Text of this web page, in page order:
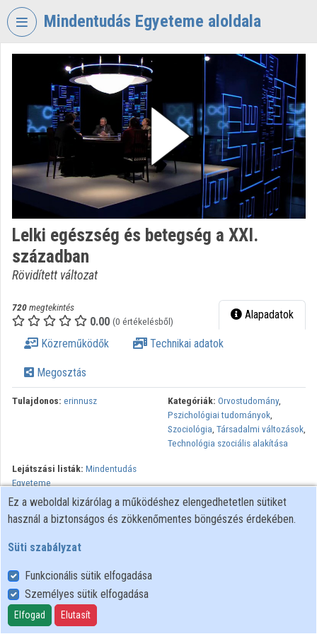
Fejléc kihagyása
Mindentudás Egyeteme aloldala
VIDEOTORIUM
MINDENTUDÁS
EGYETEME
Bejelentkezés
Intézményi felfedezés
Kategóriák
Intézményi listák
Közreműködők
Lelki egészség és betegség a XXI.
században
Rövidített változat
720megtekintés
0.00 (0 értékelésből) Alapadatok
Közreműködők Technikai adatok
Megosztás
Tulajdonos: erinnusz Kategóriák: Orvostudomány,
Pszichológiai tudományok,
Szociológia, Társadalmi változások,
Technológia szociális alakítása
Lejátszási listák: Mindentudás
Egyeteme
Milyen társadalmi és pszichofiziológiai tényezők játszanak
szerepet a lelki betegségek kialakulásában? Hogyan alakulnak ki
ezek a betegségek, s melyek a gyógyulás útjai? Miként kezeli a
a mentális betegeknek és miként csökkenthetjük a velük
kapcsolatos súlyos társadalmi előítéleteket? Erről, és számos
kapcsolódó kérdésről beszélgetnek az érintett szakmák -
pszichiátria, pszichológia, szociális munka - képviselői.
Ez a weboldal kizárólag a működéshez elengedhetetlen sütiket
használ a biztonságos és zökkenőmentes böngészés érdekében.
Süti szabályzat
Funkcionális sütik elfogadása
Személyes sütik elfogadása
Elfogad Elutasít